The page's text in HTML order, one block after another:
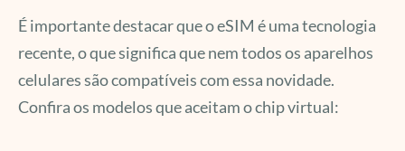
É importante destacar que o eSIM é uma tecnologia
recente, o que significa que nem todos os aparelhos
celulares são compatíveis com essa novidade.
Confira os modelos que aceitam o chip virtual: